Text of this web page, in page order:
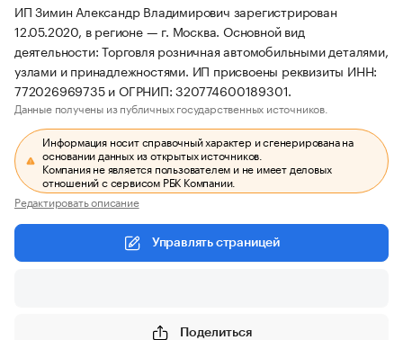
ИП Зимин Александр Владимирович зарегистрирован
12.05.2020, в регионе — г. Москва. Основной вид
деятельности: Торговля розничная автомобильными деталями,
узлами и принадлежностями. ИП присвоены реквизиты ИНН:
772026969735 и ОГРНИП: 320774600189301.
Данные получены из публичных государственных источников.
Информация носит справочный характер и сгенерирована на
основании данных из открытых источников.
Компания не является пользователем и не имеет деловых
отношений с сервисом РБК Компании.
Редактировать описание
Управлять страницей
Поделиться